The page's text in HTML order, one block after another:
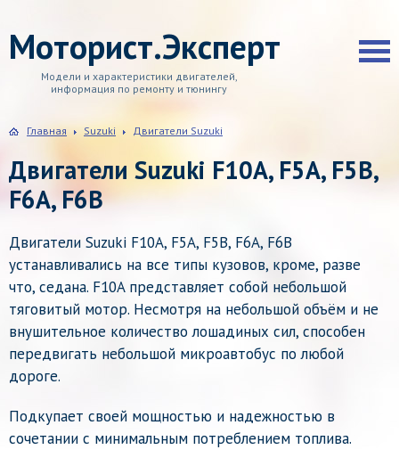
Моторист.Эксперт
Модели и характеристики двигателей,
информация по ремонту и тюнингу
Главная Suzuki Двигатели Suzuki
Двигатели Suzuki F10A, F5A, F5B,
F6A, F6B
Двигатели Suzuki F10A, F5A, F5B, F6A, F6B
устанавливались на все типы кузовов, кроме, разве
что, седана. F10A представляет собой небольшой
тяговитый мотор. Несмотря на небольшой объём и не
внушительное количество лошадиных сил, способен
передвигать небольшой микроавтобус по любой
дороге.
Подкупает своей мощностью и надежностью в
сочетании с минимальным потреблением топлива.